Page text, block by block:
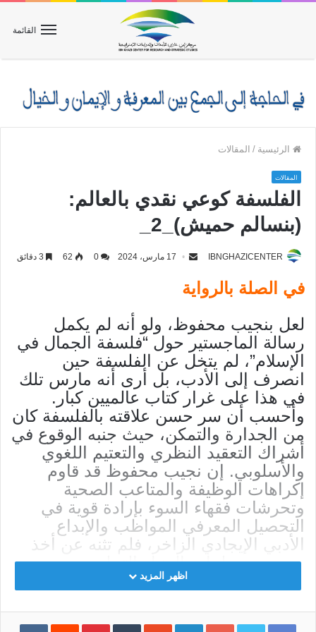
القائمة
الرئيسية / المقالات
المقالات
الفلسفة كوعي نقدي بالعالم:
(بنسالم حميش)_2_
IBNGHAZICENTER 17 مارس، 2024 62
في الصلة بالرواية
لعل بنجيب محفوظ، ولو أنه لم يكمل
رسالة الماجستير حول “فلسفة الجمال في
الإسلام”، لم يتخل عن الفلسفة حين
انصرف إلى الأدب، بل أرى أنه مارس تلك
في هذا على غرار كتاب عالميين كبار.
وأحسب أن سر حسن علاقته بالفلسفة كان
من الجدارة والتمكن، حيث جنبه الوقوع في
أشراك التعقيد النظري والتعتيم اللغوي
والأسلوبي. إن نجيب محفوظ قد قاوم
إكراهات الوظيفة والمتاعب الصحية
وتحرشات فقهاء السوء بإرادة قوية في
التحصيل المعرفي المواظب والإبداع
الأدبي الإيجادي الزاخر، فلم تثنه عن أخذ
نصيبه من طيبات الدنيا والتحلي بروح
الهزل والنكتة، هذه الروح التي كثيرا ما
مجنون الحكم: “بين الانتقام والنكتة، مصر
اظهر المزيد
Facebook
Google+
LinkedIn
‏StumbleUpon